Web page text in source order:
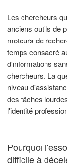
Les chercheurs
anciens outils de
moteurs de
temps consacré
d'informations
chercheurs. La
niveau
des tâches
l'identité
Pourquoi
difficile à